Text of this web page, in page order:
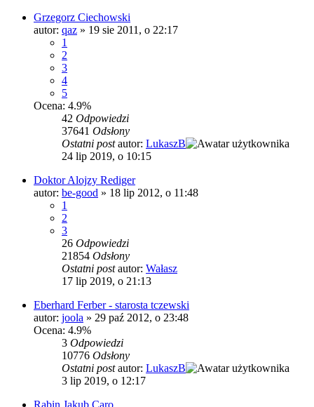
Grzegorz Ciechowski
autor: qaz » 19 sie 2011, o 22:17
1
2
3
4
5
Ocena: 4.9%
42 Odpowiedzi
37641 Odsłony
Ostatni postautor: LukaszB
24 lip 2019, o 10:15
Doktor Alojzy Rediger
autor: be-good » 18 lip 2012, o 11:48
1
2
3
26 Odpowiedzi
21854 Odsłony
Ostatni postautor: Wałasz
17 lip 2019, o 21:13
Eberhard Ferber - starosta tczewski
autor: joola » 29 paź 2012, o 23:48
Ocena: 4.9%
3 Odpowiedzi
10776 Odsłony
Ostatni postautor: LukaszB
3 lip 2019, o 12:17
Rabin Jakub Caro